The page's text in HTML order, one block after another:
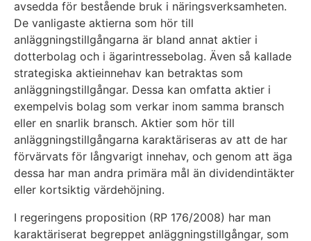
avsedda för bestående bruk i näringsverksamheten.
De vanligaste aktierna som hör till
anläggningstillgångarna är bland annat aktier i
dotterbolag och i ägarintressebolag. Även så kallade
strategiska aktieinnehav kan betraktas som
anläggningstillgångar. Dessa kan omfatta aktier i
exempelvis bolag som verkar inom samma bransch
eller en snarlik bransch. Aktier som hör till
anläggningstillgångarna karaktäriseras av att de har
förvärvats för långvarigt innehav, och genom att äga
dessa har man andra primära mål än dividendintäkter
eller kortsiktig värdehöjning.
I regeringens proposition (RP 176/2008) har man
karaktäriserat begreppet anläggningstillgångar, som